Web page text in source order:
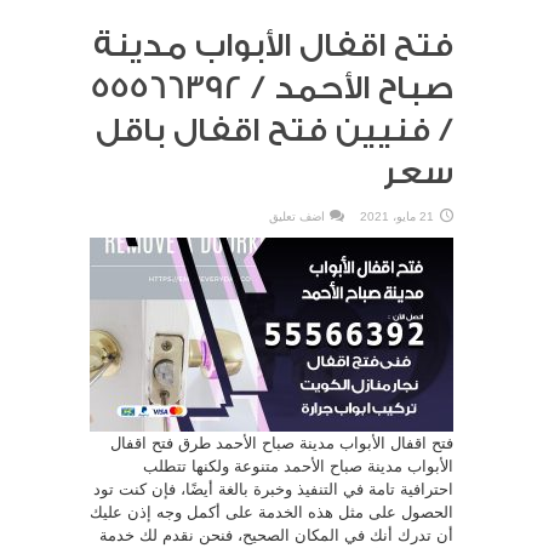
فتح اقفال الأبواب مدينة
صباح الأحمد / 55566392
/ فنيين فتح اقفال باقل
سعر
21 مايو، 2021 اضف تعليق
فتح اقفال الأبواب مدينة صباح الأحمد طرق فتح اقفال
الأبواب مدينة صباح الأحمد متنوعة ولكنها تتطلب
احترافية تامة في التنفيذ وخبرة بالغة أيضًا، فإن كنت تود
الحصول على مثل هذه الخدمة على أكمل وجه إذن عليك
أن تدرك أنك في المكان الصحيح، فنحن نقدم لك خدمة